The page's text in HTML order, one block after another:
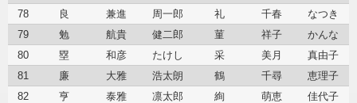
78
良 兼進 周一郎 礼 千春
なつき
79
勉 航貴 健二郎 菫 祥子
かんな
80
塁 和彦 たけし 采 美月
真由子
81
廉 大雅 浩太朗 鶴 千尋
恵理子
82
亨 泰雅 凛太郎 絢 萌恵
佳代子